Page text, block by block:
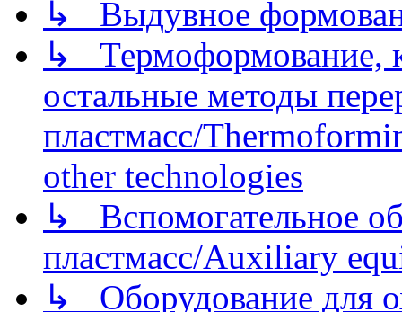
↳ Выдувное
↳ Термоформование,
остальные методы
пластмасс/
other technologies
↳ Вспомогательное
пластмасс/Auxiliary
↳ Оборудование для